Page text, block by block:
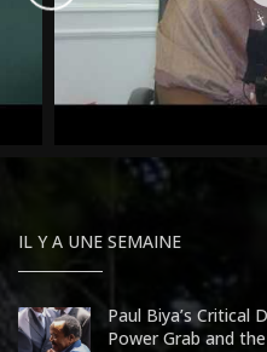
IL Y A UNE SEMAINE
Paul Biya’s Critical
Power Grab and